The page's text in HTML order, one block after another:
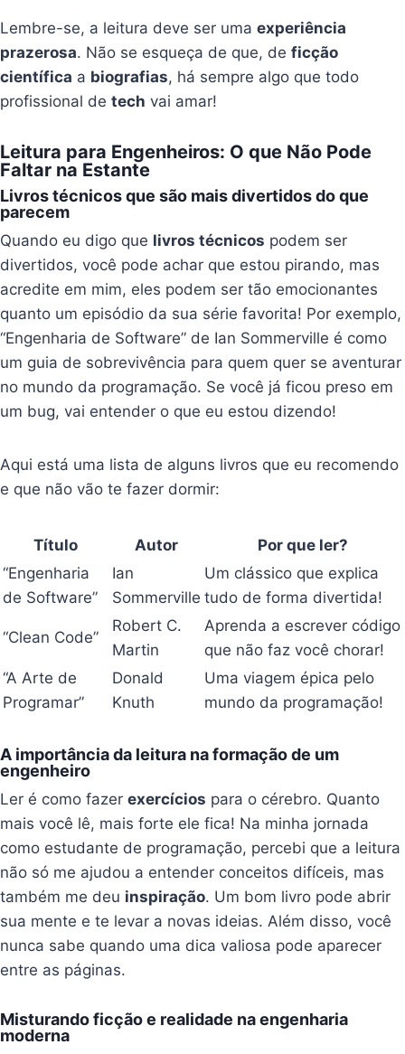
Lembre-se, a leitura deve ser umaexperiência
prazerosa. Não se esqueça de que, deficção
científica a biografias, há sempre algo que todo
profissional detech vai amar!
Leitura para Engenheiros: O que Não Pode
Faltar na Estante
Livros técnicos que são mais divertidos do que
parecem
Quando eu digo que livros técnicos podem ser
divertidos, você pode achar que estou pirando, mas
acredite em mim, eles podem ser tão emocionantes
quanto um episódio da sua série favorita! Por exemplo,
“Engenharia de Software” de Ian Sommerville é como
um guia de sobrevivência para quem quer se aventurar
no mundo da programação. Se você já ficou preso em
um bug, vai entender o que eu estou dizendo!
Aqui está uma lista de alguns livros que eu recomendo
e que não vão te fazer dormir:
Título Autor
Por que ler?
“Engenharia
de Software”
Ian
Sommerville
Um clássico que explica
tudo de forma divertida!
“Clean Code”
Robert C.
Martin
Aprenda a escrever código
que não faz você chorar!
“A Arte de
Programar”
Donald
Knuth
Uma viagem épica pelo
mundo da programação!
A importância da leitura na formação de um
engenheiro
Ler é como fazerexercícios para o cérebro. Quanto
mais você lê, mais forte ele fica! Na minha jornada
como estudante de programação, percebi que a leitura
não só me ajudou a entender conceitos difíceis, mas
também me deu inspiração. Um bom livro pode abrir
sua mente e te levar a novas ideias. Além disso, você
nunca sabe quando uma dica valiosa pode aparecer
entre as páginas.
Misturando ficção e realidade na engenharia
moderna